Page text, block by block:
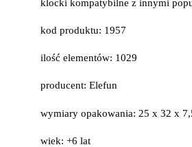
klocki kompatybilne z innymi
kod produktu: 1957
ilość elementów: 1029
producent: Elefun
wymiary opakowania: 25 x 32 x
wiek: +6 lat